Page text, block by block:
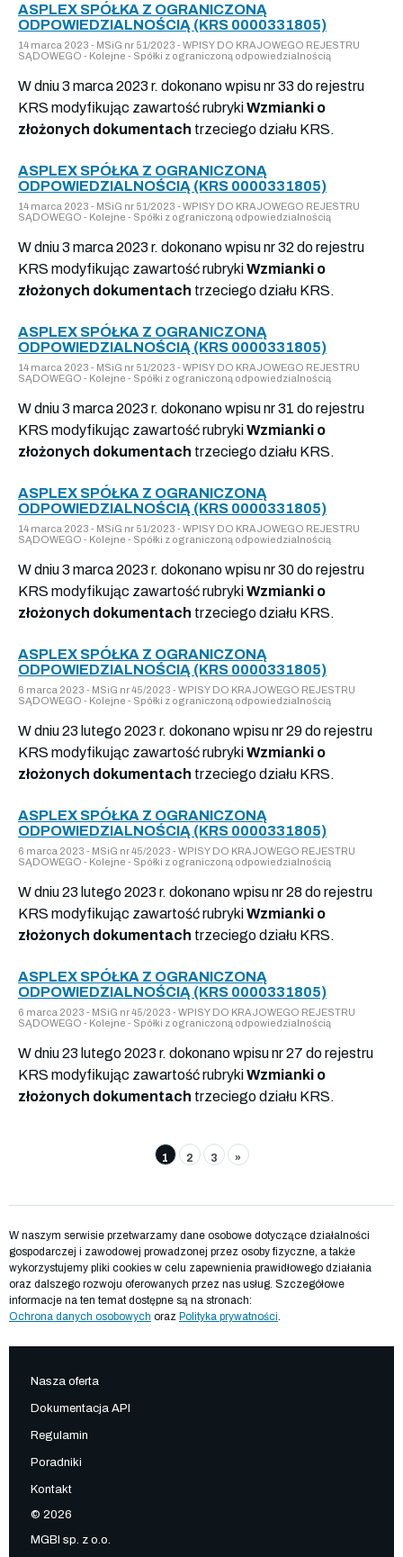
ASPLEX SPÓŁKA Z OGRANICZONĄ
ODPOWIEDZIALNOŚCIĄ (KRS 0000331805)
14 marca 2023 - MSiG nr 51/2023 - WPISY DO KRAJOWEGO REJESTRU
SĄDOWEGO - Kolejne - Spółki z ograniczoną odpowiedzialnością
W dniu 3 marca 2023 r. dokonano wpisu nr 33 do rejestru
KRS modyfikując zawartość rubrykiWzmianki o
złożonych dokumentach trzeciego działu KRS.
ASPLEX SPÓŁKA Z OGRANICZONĄ
ODPOWIEDZIALNOŚCIĄ (KRS 0000331805)
14 marca 2023 - MSiG nr 51/2023 - WPISY DO KRAJOWEGO REJESTRU
SĄDOWEGO - Kolejne - Spółki z ograniczoną odpowiedzialnością
W dniu 3 marca 2023 r. dokonano wpisu nr 32 do rejestru
KRS modyfikując zawartość rubrykiWzmianki o
złożonych dokumentach trzeciego działu KRS.
ASPLEX SPÓŁKA Z OGRANICZONĄ
ODPOWIEDZIALNOŚCIĄ (KRS 0000331805)
14 marca 2023 - MSiG nr 51/2023 - WPISY DO KRAJOWEGO REJESTRU
SĄDOWEGO - Kolejne - Spółki z ograniczoną odpowiedzialnością
W dniu 3 marca 2023 r. dokonano wpisu nr 31 do rejestru
KRS modyfikując zawartość rubrykiWzmianki o
złożonych dokumentach trzeciego działu KRS.
ASPLEX SPÓŁKA Z OGRANICZONĄ
ODPOWIEDZIALNOŚCIĄ (KRS 0000331805)
14 marca 2023 - MSiG nr 51/2023 - WPISY DO KRAJOWEGO REJESTRU
SĄDOWEGO - Kolejne - Spółki z ograniczoną odpowiedzialnością
W dniu 3 marca 2023 r. dokonano wpisu nr 30 do rejestru
KRS modyfikując zawartość rubrykiWzmianki o
złożonych dokumentach trzeciego działu KRS.
ASPLEX SPÓŁKA Z OGRANICZONĄ
ODPOWIEDZIALNOŚCIĄ (KRS 0000331805)
6 marca 2023 - MSiG nr 45/2023 - WPISY DO KRAJOWEGO REJESTRU
SĄDOWEGO - Kolejne - Spółki z ograniczoną odpowiedzialnością
W dniu 23 lutego 2023 r. dokonano wpisu nr 29 do rejestru
KRS modyfikując zawartość rubrykiWzmianki o
złożonych dokumentach trzeciego działu KRS.
ASPLEX SPÓŁKA Z OGRANICZONĄ
ODPOWIEDZIALNOŚCIĄ (KRS 0000331805)
6 marca 2023 - MSiG nr 45/2023 - WPISY DO KRAJOWEGO REJESTRU
SĄDOWEGO - Kolejne - Spółki z ograniczoną odpowiedzialnością
W dniu 23 lutego 2023 r. dokonano wpisu nr 28 do rejestru
KRS modyfikując zawartość rubrykiWzmianki o
złożonych dokumentach trzeciego działu KRS.
ASPLEX SPÓŁKA Z OGRANICZONĄ
ODPOWIEDZIALNOŚCIĄ (KRS 0000331805)
6 marca 2023 - MSiG nr 45/2023 - WPISY DO KRAJOWEGO REJESTRU
SĄDOWEGO - Kolejne - Spółki z ograniczoną odpowiedzialnością
W dniu 23 lutego 2023 r. dokonano wpisu nr 27 do rejestru
KRS modyfikując zawartość rubrykiWzmianki o
złożonych dokumentach trzeciego działu KRS.
1 2 3 »
W naszym serwisie przetwarzamy dane osobowe dotyczące działalności
gospodarczej i zawodowej prowadzonej przez osoby fizyczne, a także
wykorzystujemy pliki cookies w celu zapewnienia prawidłowego działania
oraz dalszego rozwoju oferowanych przez nas usług. Szczegółowe
informacje na ten temat dostępne są na stronach:
Ochrona danych osobowych oraz Polityka prywatności
Nasza oferta
Dokumentacja API
Regulamin
Poradniki
Kontakt
© 2026
MGBI sp. z o.o.